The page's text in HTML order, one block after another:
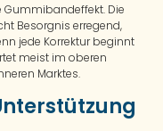
Die
Besorgnis erregend,
jede Korrektur beginnt
meist im oberen
Marktes.